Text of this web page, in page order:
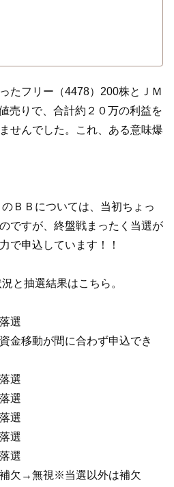
たフリー（4478）200株とＪＭ
売りで、合計約２０万の利益を
せんでした。これ、ある意味爆
ＢＢについては、当初ちょっ
ですが、終盤戦まったく当選が
で申込しています！！
と抽選結果はこちら。
金移動が間に合わず申込でき
選
選
選
視※当選以外は補欠